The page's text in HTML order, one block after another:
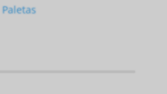
Paletas